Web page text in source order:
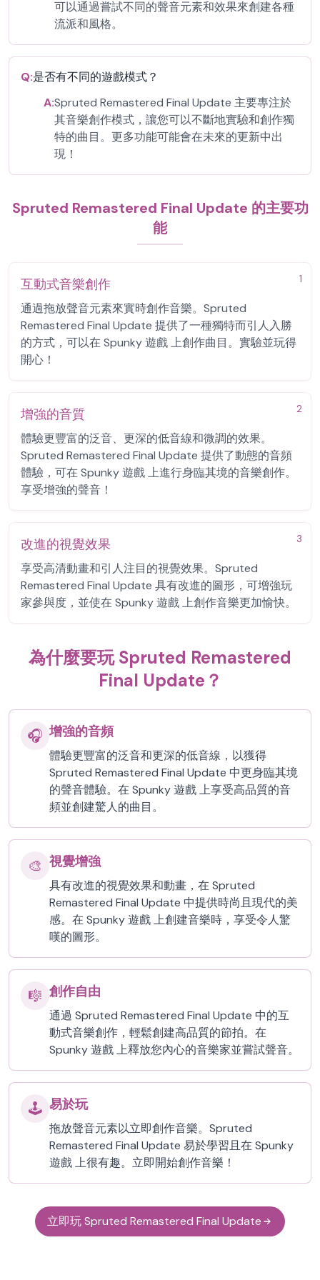
可以通過嘗試不同的聲音元素和效果來創建各種
流派和風格。
Q:是否有不同的遊戲模式？
A:Spruted Remastered Final Update 主要專注於
其音樂創作模式，讓您可以不斷地實驗和創作獨
特的曲目。更多功能可能會在未來的更新中出
現！
Spruted Remastered Final Update 的主要功
能
1
互動式音樂創作
通過拖放聲音元素來實時創作音樂。Spruted
Remastered Final Update 提供了一種獨特而引人入勝
的方式，可以在 Spunky 遊戲 上創作曲目。實驗並玩得
開心！
2
增強的音質
體驗更豐富的泛音、更深的低音線和微調的效果。
Spruted Remastered Final Update 提供了動態的音頻
體驗，可在 Spunky 遊戲 上進行身臨其境的音樂創作。
享受增強的聲音！
3
改進的視覺效果
享受高清動畫和引人注目的視覺效果。Spruted
Remastered Final Update 具有改進的圖形，可增強玩
家參與度，並使在 Spunky 遊戲 上創作音樂更加愉快。
為什麼要玩 Spruted Remastered
Final Update？
🎧 增強的音頻
體驗更豐富的泛音和更深的低音線，以獲得
Spruted Remastered Final Update 中更身臨其境
的聲音體驗。在 Spunky 遊戲 上享受高品質的音
頻並創建驚人的曲目。
🎨 視覺增強
具有改進的視覺效果和動畫，在 Spruted
Remastered Final Update 中提供時尚且現代的美
感。在 Spunky 遊戲 上創建音樂時，享受令人驚
嘆的圖形。
🎼 創作自由
通過 Spruted Remastered Final Update 中的互
動式音樂創作，輕鬆創建高品質的節拍。在
Spunky 遊戲 上釋放您內心的音樂家並嘗試聲音。
🕹️ 易於玩
拖放聲音元素以立即創作音樂。Spruted
Remastered Final Update 易於學習且在 Spunky
遊戲 上很有趣。立即開始創作音樂！
立即玩 Spruted Remastered Final Update